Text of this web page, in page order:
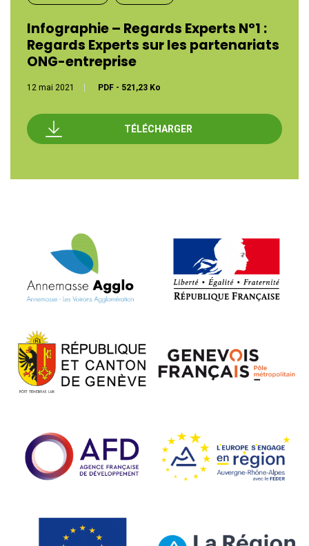
Infographie – Regards Experts N°1 :
Regards Experts sur les partenariats
ONG-entreprise
12 mai 2021 PDF - 521,23 Ko
TÉLÉCHARGER